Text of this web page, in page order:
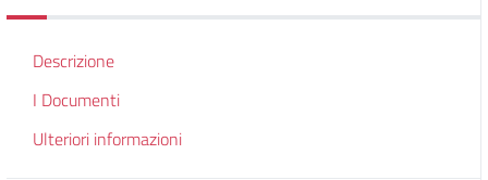
Descrizione
I Documenti
Ulteriori informazioni